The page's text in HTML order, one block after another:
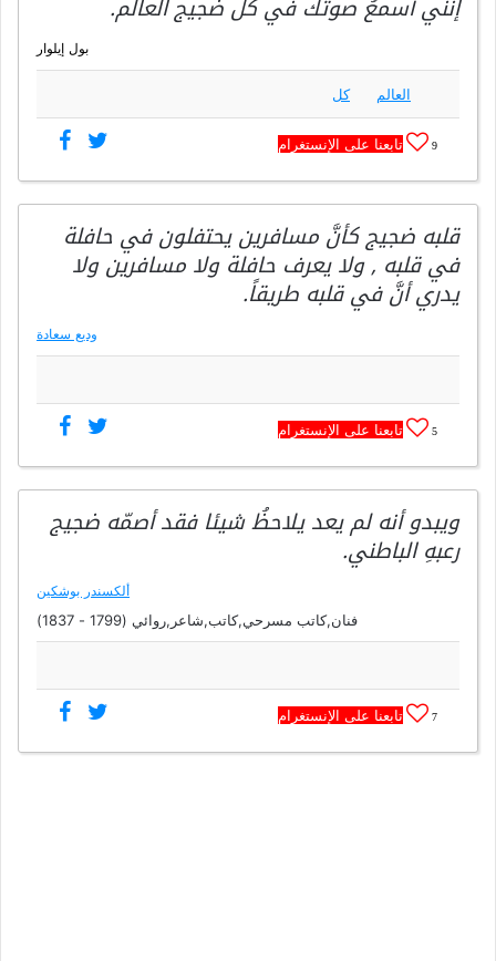
إنني أسمعُ صوتك في كل ضجيج العالم.
بول إيلوار
العالم كل
9 تابعنا على الإنستغرام
قلبه ضجيج كأنَّ مسافرين يحتفلون في حافلة
في قلبه , ولا يعرف حافلة ولا مسافرين ولا
يدري أنَّ في قلبه طريقاً.
وديع سعادة
5 تابعنا على الإنستغرام
ويبدو أنه لم يعد يلاحظُ شيئا فقد أصمّه ضجيج
رعبهِ الباطني.
ألكسندر بوشكين
فنان,كاتب مسرحي,كاتب,شاعر,روائي (1799 - 1837)
7 تابعنا على الإنستغرام